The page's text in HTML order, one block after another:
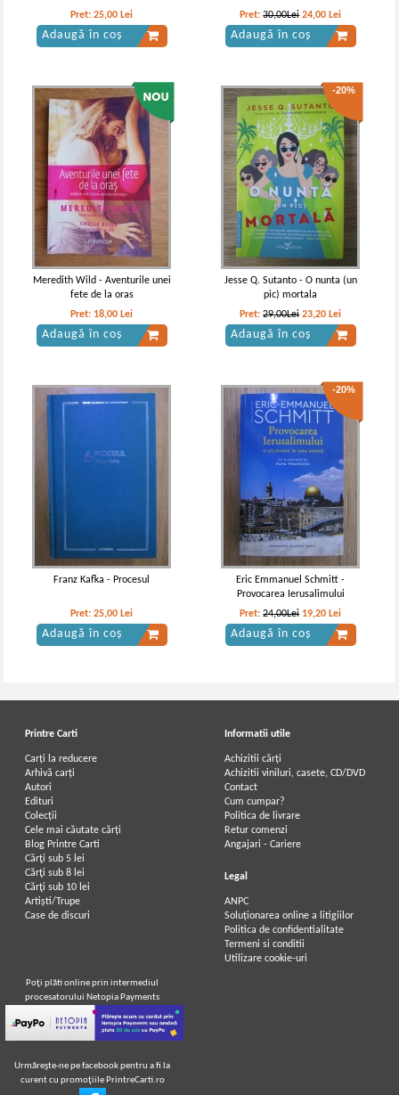
Pret:25,00 Lei
Adaugă în coș
Pret:30,00Lei 24,00 Lei
Adaugă în coș
Meredith Wild - Aventurile unei
fete de la oras
Pret: 18,00 Lei
Adaugă în coș
-20%
Jesse Q. Sutanto - O nunta (un
pic) mortala
Pret:29,00Lei 23,20 Lei
Adaugă în coș
Franz Kafka - Procesul
Pret:25,00 Lei
Adaugă în coș
-20%
Eric Emmanuel Schmitt -
Provocarea Ierusalimului
Pret:24,00Lei 19,20 Lei
Adaugă în coș
Printre Carti
Carți la reducere
Arhivă carți
Autori
Edituri
Colecții
Cele mai căutate cărți
Blog Printre Carti
Cărţi sub 5 lei
Cărţi sub 8 lei
Cărţi sub 10 lei
Artiști/Trupe
Case de discuri
Informatii utile
Achizitii cărți
Achizitii viniluri, casete, CD/DVD
Contact
Cum cumpar?
Politica de livrare
Retur comenzi
Angajari - Cariere
Legal
ANPC
Soluționarea online a litigiilor
Politica de confidentialitate
Termeni si conditii
Utilizare cookie-uri
Poţi plăti online prin intermediul
procesatorului Netopia Payments
Urmăreşte-ne pe facebook pentru a fi la
curent cu promoţiile PrintreCarti.ro